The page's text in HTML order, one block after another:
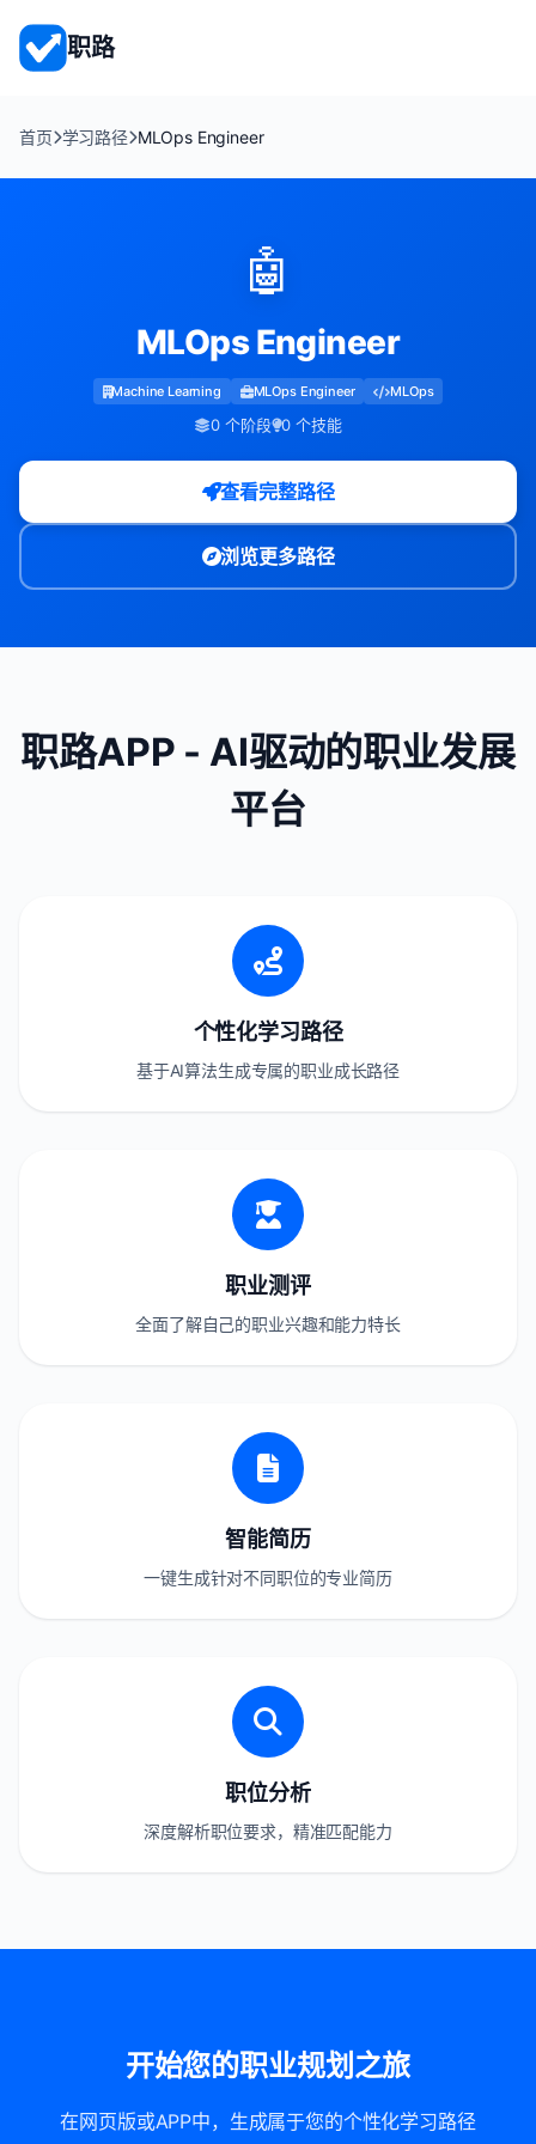
职路
首页 学习路径 MLOps Engineer
🤖
MLOps Engineer
Machine Learning MLOps Engineer MLOps
0 个阶段 0 个技能
查看完整路径
浏览更多路径
职路APP - AI驱动的职业发展
平台
个性化学习路径
基于AI算法生成专属的职业成长路径
职业测评
全面了解自己的职业兴趣和能力特长
智能简历
一键生成针对不同职位的专业简历
职位分析
深度解析职位要求，精准匹配能力
开始您的职业规划之旅
在网页版或APP中，生成属于您的个性化学习路径